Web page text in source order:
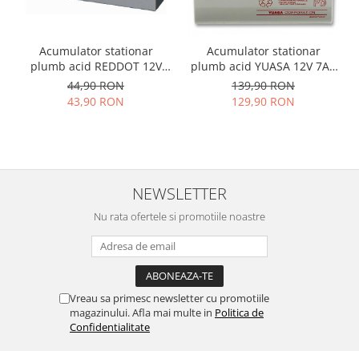
Acumulator stationar
plumb acid REDDOT 12V
2.2Ah AGM VRLA
44,90 RON
43,90 RON
Acumulator stationar
plumb acid YUASA 12V 7Ah
T1 AGM VRLA
139,90 RON
129,90 RON
NEWSLETTER
Nu rata ofertele si promotiile noastre
Vreau sa primesc newsletter cu promotiile
magazinului. Afla mai multe in Politica de
Confidentialitate